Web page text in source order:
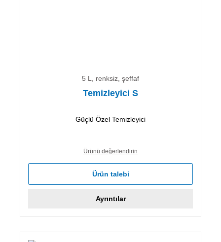
5 L, renksiz, şeffaf
Temizleyici S
Güçlü Özel Temizleyici
Ürünü değerlendirin
Ürün talebi
Ayrıntılar